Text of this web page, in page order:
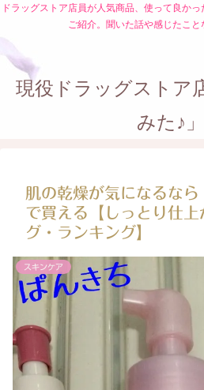
ドラッグストア店員が人気商品、使って良か
ご紹介。聞いた話や感じたこと
現役ドラッグストア
みた♪」
肌の乾燥が気になるな
で買える【しっとり仕
グ・ランキング】
スキンケア